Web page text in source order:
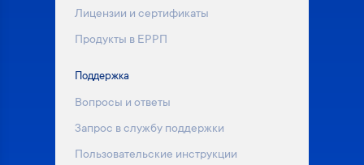
Лицензии и сертификаты
Продукты в ЕРРП
Поддержка
Вопросы и ответы
Запрос в службу поддержки
Пользовательские инструкции